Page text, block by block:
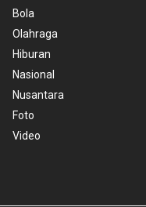
Bola
Olahraga
Hiburan
Nasional
Nusantara
Foto
Video